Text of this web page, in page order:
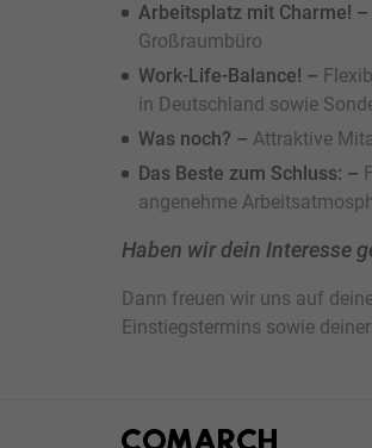
Arbeitsplatz mit Charme! –
Großraumbüro
Work-Life-Balance! –
in Deutschland sowie
Was noch? – Attraktive
Das Beste zum Schluss: –
angenehme
Haben wir dein Interesse
Dann freuen wir uns auf
Einstiegstermins sowie